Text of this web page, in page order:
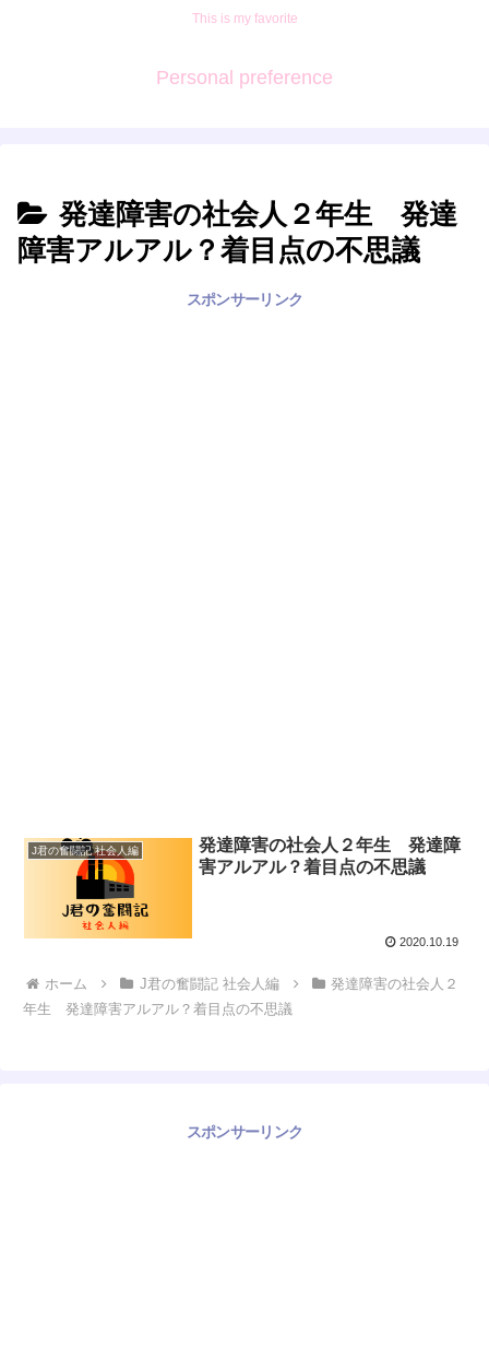
This is my favorite
Personal preference
発達障害の社会人２年生 発達
障害アルアル？着目点の不思議
スポンサーリンク
J君の奮闘記 社会人編
発達障害の社会人２年生 発達障
害アルアル？着目点の不思議
2020.10.19
ホーム J君の奮闘記 社会人編
発達障害の社会人２
年生 発達障害アルアル？着目点の不思議
スポンサーリンク